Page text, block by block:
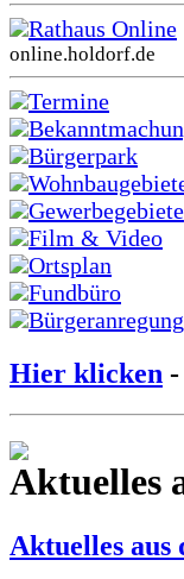
Rathaus Online
online.holdorf.de
Termine
Bürgerpark
Gewerbegebiete
Film & Video
Ortsplan
Fundbüro
Hier klicken
Aktuelles
Aktuelles